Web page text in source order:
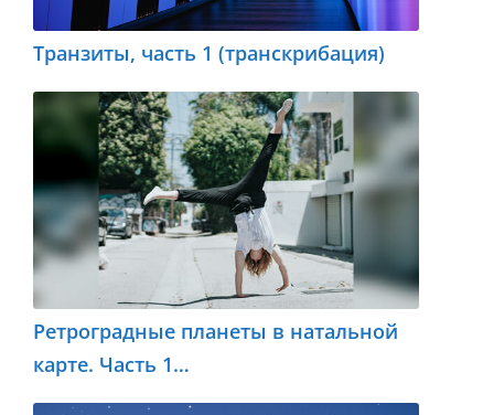
Транзиты, часть 1 (транскрибация)
Ретроградные планеты в натальной
карте. Часть 1…